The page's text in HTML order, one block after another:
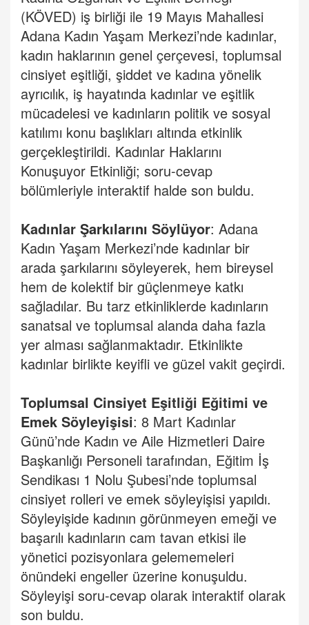
(KÖVED) iş birliği ile 19 Mayıs Mahallesi
Adana Kadın Yaşam Merkezi’nde kadınlar,
kadın haklarının genel çerçevesi, toplumsal
cinsiyet eşitliği, şiddet ve kadına yönelik
ayrıcılık, iş hayatında kadınlar ve eşitlik
mücadelesi ve kadınların politik ve sosyal
katılımı konu başlıkları altında etkinlik
gerçekleştirildi. Kadınlar Haklarını
Konuşuyor Etkinliği; soru-cevap
bölümleriyle interaktif halde son buldu.
Kadınlar Şarkılarını Söylüyor: Adana
Kadın Yaşam Merkezi’nde kadınlar bir
arada şarkılarını söyleyerek, hem bireysel
hem de kolektif bir güçlenmeye katkı
sağladılar. Bu tarz etkinliklerde kadınların
sanatsal ve toplumsal alanda daha fazla
yer alması sağlanmaktadır. Etkinlikte
kadınlar birlikte keyifli ve güzel vakit geçirdi.
Toplumsal Cinsiyet Eşitliği Eğitimi ve
Emek Söyleyişisi: 8 Mart Kadınlar
Günü’nde Kadın ve Aile Hizmetleri Daire
Başkanlığı Personeli tarafından, Eğitim İş
Sendikası 1 Nolu Şubesi’nde toplumsal
cinsiyet rolleri ve emek söyleyişisi yapıldı.
Söyleyişide kadının görünmeyen emeği ve
başarılı kadınların cam tavan etkisi ile
yönetici pozisyonlara gelememeleri
önündeki engeller üzerine konuşuldu.
Söyleyişi soru-cevap olarak interaktif olarak
son buldu.